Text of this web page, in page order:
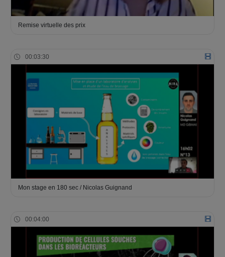
Remise virtuelle des prix
00:03:30
Mon stage en 180 sec / Nicolas Guignand
00:04:00